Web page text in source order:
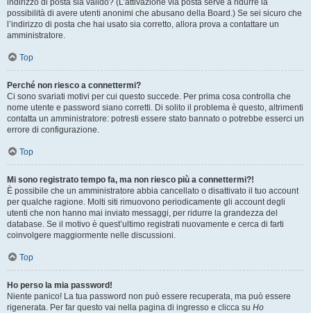
indirizzo di posta sia valido? (L’attivazione via posta serve a ridurre la
possibilità di avere utenti anonimi che abusano della Board.) Se sei sicuro che
l’indirizzo di posta che hai usato sia corretto, allora prova a contattare un
amministratore.
Top
Perché non riesco a connettermi?
Ci sono svariati motivi per cui questo succede. Per prima cosa controlla che
nome utente e password siano corretti. Di solito il problema è questo, altrimenti
contatta un amministratore: potresti essere stato bannato o potrebbe esserci un
errore di configurazione.
Top
Mi sono registrato tempo fa, ma non riesco più a connettermi?!
È possibile che un amministratore abbia cancellato o disattivato il tuo account
per qualche ragione. Molti siti rimuovono periodicamente gli account degli
utenti che non hanno mai inviato messaggi, per ridurre la grandezza del
database. Se il motivo è quest’ultimo registrati nuovamente e cerca di farti
coinvolgere maggiormente nelle discussioni.
Top
Ho perso la mia password!
Niente panico! La tua password non può essere recuperata, ma può essere
rigenerata. Per far questo vai nella pagina di ingresso e clicca su Ho